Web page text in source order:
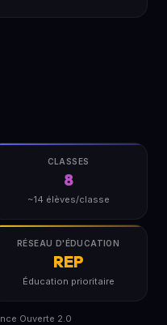
CLASSES
8
~14 élèves/classe
RÉSEAU D'ÉDUCATION
REP
Éducation prioritaire
Ouverte 2.0